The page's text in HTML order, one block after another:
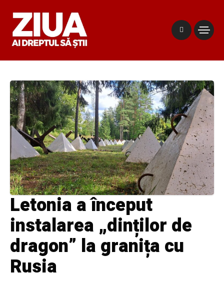
Letonia a început
instalarea „dinților de
dragon” la granița cu
Rusia